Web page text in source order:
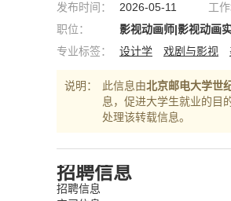
发布时间： 2026-05-11 工作
职位：
影视动画师|影视动画
专业标签：
设计学 戏剧与影视
说明： 此信息由北京邮电大学世
息，促进大学生就业的目
处理该转载信息。
招聘信息
招聘信息